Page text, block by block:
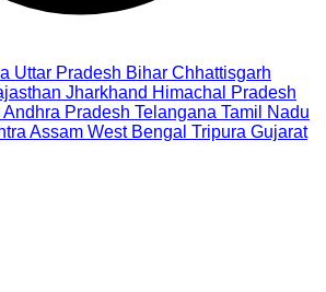
Uttar Pradesh Bihar Chhattisgarh
Jharkhand Himachal Pradesh
Andhra Pradesh Telangana Tamil Nadu
Assam West Bengal Tripura Gujarat